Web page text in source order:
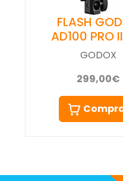
FLASH
AD100 PRO
GODOX
299,00€